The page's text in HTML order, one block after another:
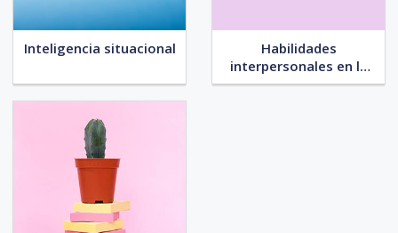
Inteligencia situacional
Habilidades
interpersonales en la
empresa